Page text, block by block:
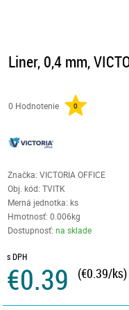
Liner, 0,4 mm,
0 Hodnotenie 0
Značka: VICTORIA OFFICE
Obj. kód:TVITK
Merná jednotka: ks
Hmotnosť: 0.006kg
Dostupnosť:na sklade
s DPH
€0.39 (€0.39/ks)